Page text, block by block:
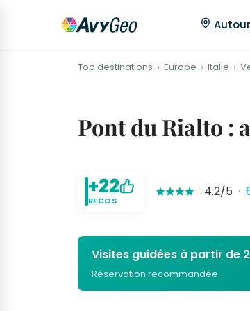
Top destinations Europe Italie
Pont du Rialto :
+22
RECOS
4.2/5 ·
Visites guidées à partir de
Réservation recommandée